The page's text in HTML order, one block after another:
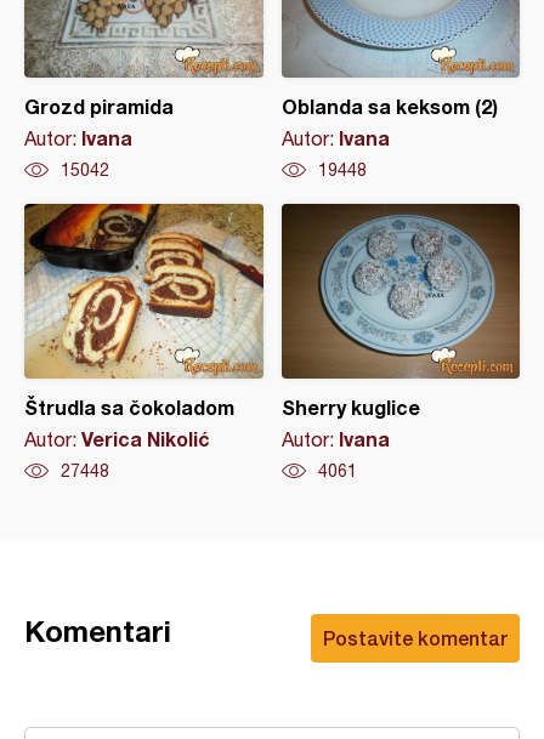
Grozd piramida
Autor: Ivana
15042
Oblanda sa keksom (2)
Autor: Ivana
19448
Štrudla sa čokoladom
Autor: Verica Nikolić
27448
Sherry kuglice
Autor: Ivana
4061
Postavite komentar
Komentari